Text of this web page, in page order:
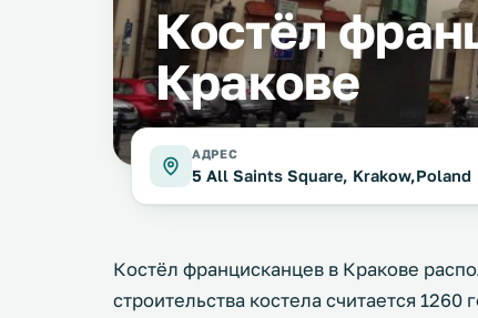
Костёл
Кракове
АДРЕС
5 All Saints Square, Krakow,Poland
Костёл францисканцев в Кракове
строительства костела считается